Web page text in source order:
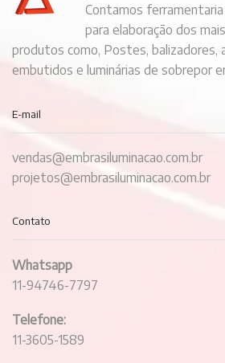
Contamos
para elaboração dos
produtos como, Postes, balizadores,
embutidos e luminárias de sobrepor
E-mail
vendas@embrasiluminacao.com.br
projetos@embrasiluminacao.com.br
Contato
Whatsapp
11-94746-7797
Telefone:
11-3605-1589